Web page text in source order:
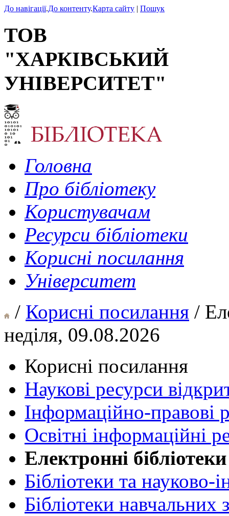
До навігації.До контенту.Карта сайту | Пошук
ТОВ
"ХАРКІВСЬКИЙ
УНІВЕРСИТЕТ"
Головна
Про бібліотеку
Користувачам
Ресурси бібліотеки
Корисні посилання
Університет
/ Корисні посилання /
неділя, 09.08.2026
Корисні посилання
Наукові ресурси
Інформаційно-правові
Освітні інформаційні
Електронні бібліотеки
Бібліотеки та науково-
Бібліотеки навчальних